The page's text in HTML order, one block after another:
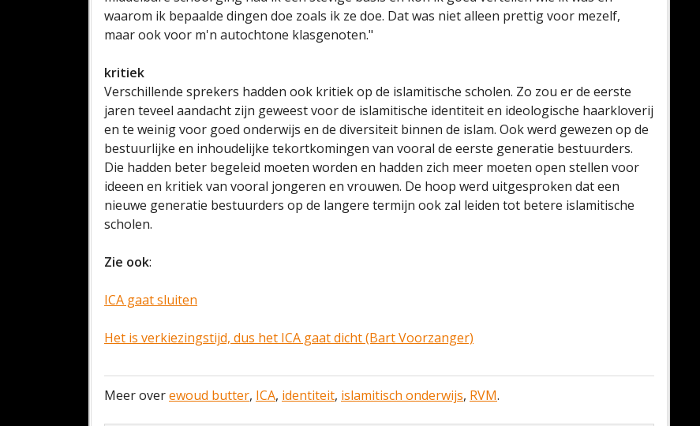
waarom ik bepaalde dingen doe zoals ik ze doe. Dat was niet alleen prettig voor mezelf,
maar ook voor m'n autochtone klasgenoten."
kritiek
Verschillende sprekers hadden ook kritiek op de islamitische scholen. Zo zou er de eerste
jaren teveel aandacht zijn geweest voor de islamitische identiteit en ideologische haarkloverij
en te weinig voor goed onderwijs en de diversiteit binnen de islam. Ook werd gewezen op de
bestuurlijke en inhoudelijke tekortkomingen van vooral de eerste generatie bestuurders.
Die hadden beter begeleid moeten worden en hadden zich meer moeten open stellen voor
ideeen en kritiek van vooral jongeren en vrouwen. De hoop werd uitgesproken dat een
nieuwe generatie bestuurders op de langere termijn ook zal leiden tot betere islamitische
scholen.
Zie ook:
ICA gaat sluiten
Het is verkiezingstijd, dus het ICA gaat dicht (Bart Voorzanger)
Meer overewoud butter, ICA, identiteit, islamitisch onderwijs, RVM.